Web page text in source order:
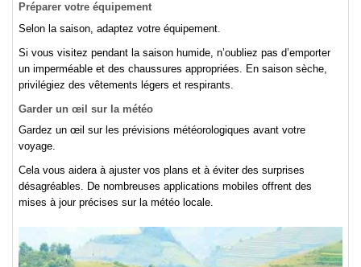
Préparer votre équipement
Selon la saison, adaptez votre équipement.
Si vous visitez pendant la saison humide, n’oubliez pas d’emporter
un imperméable et des chaussures appropriées. En saison sèche,
privilégiez des vêtements légers et respirants.
Garder un œil sur la météo
Gardez un œil sur les prévisions météorologiques avant votre
voyage.
Cela vous aidera à ajuster vos plans et à éviter des surprises
désagréables. De nombreuses applications mobiles offrent des
mises à jour précises sur la météo locale.